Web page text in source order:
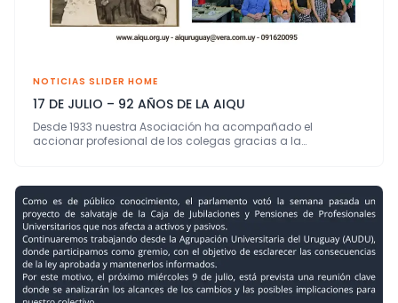
NOTICIAS SLIDER HOME
17 DE JULIO – 92 AÑOS DE LA AIQU
Desde 1933 nuestra Asociación ha acompañado el
accionar profesional de los colegas gracias a la…